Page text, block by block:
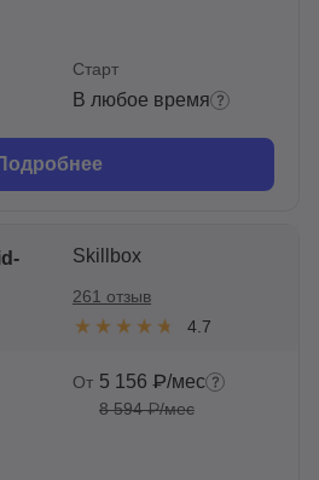
Старт
В любое время
Skillbox
4.7
261 отзыв
От 5 156 ₽/мес
8 594 ₽/мес